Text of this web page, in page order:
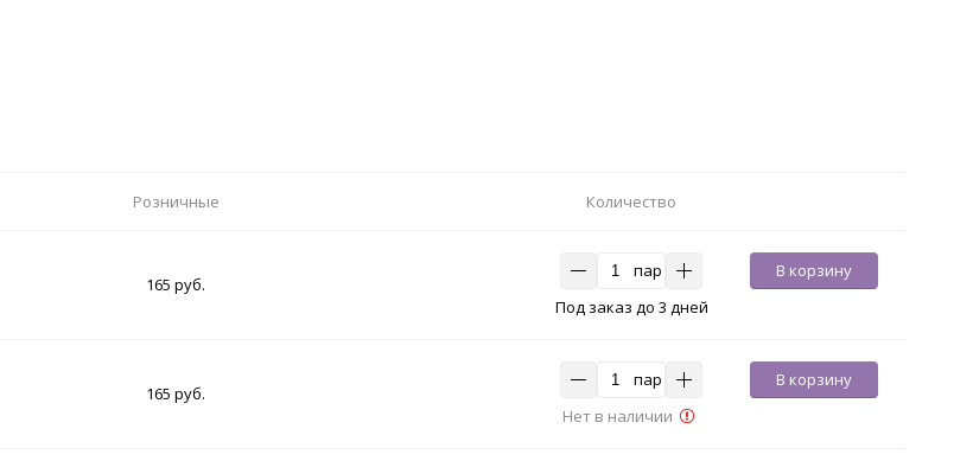
Розничные Количество
165 руб.
пар
В корзину
Под заказ до 3 дней
165 руб.
пар
В корзину
Нет в наличии